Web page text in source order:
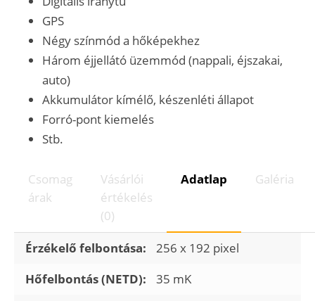
GPS
Négy színmód a hőképekhez
Három éjjellátó üzemmód (nappali, éjszakai,
auto)
Akkumulátor kímélő, készenléti állapot
Forró-pont kiemelés
Stb.
Csomag
árak
Vásárlói
értékelés
(0)
Adatlap Galéria
Érzékelő felbontása:
256 x 192 pixel
Hőfelbontás (NETD):
35 mK